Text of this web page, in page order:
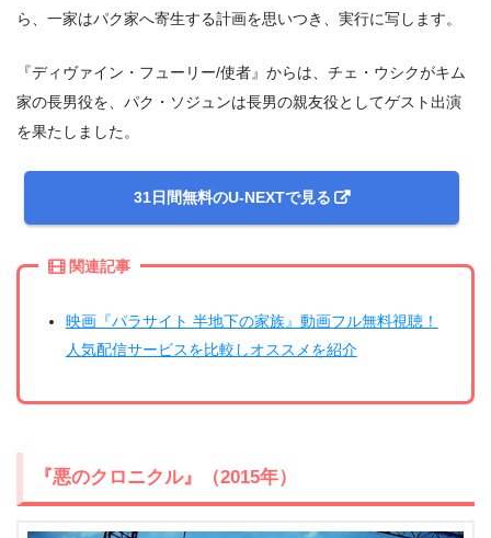
ら、一家はパク家へ寄生する計画を思いつき、実行に写します。
『ディヴァイン・フューリー/使者』からは、チェ・ウシクがキム
家の長男役を、パク・ソジュンは長男の親友役としてゲスト出演
を果たしました。
31日間無料のU-NEXTで見る
関連記事
映画『パラサイト 半地下の家族』動画フル無料視聴！
人気配信サービスを比較しオススメを紹介
『悪のクロニクル』（2015年）